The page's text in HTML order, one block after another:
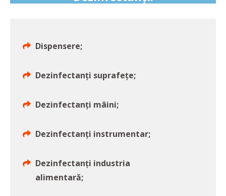
Dispensere;
Dezinfectanți suprafețe;
Dezinfectanți mâini;
Dezinfectanți instrumentar;
Dezinfectanți industria
alimentară;